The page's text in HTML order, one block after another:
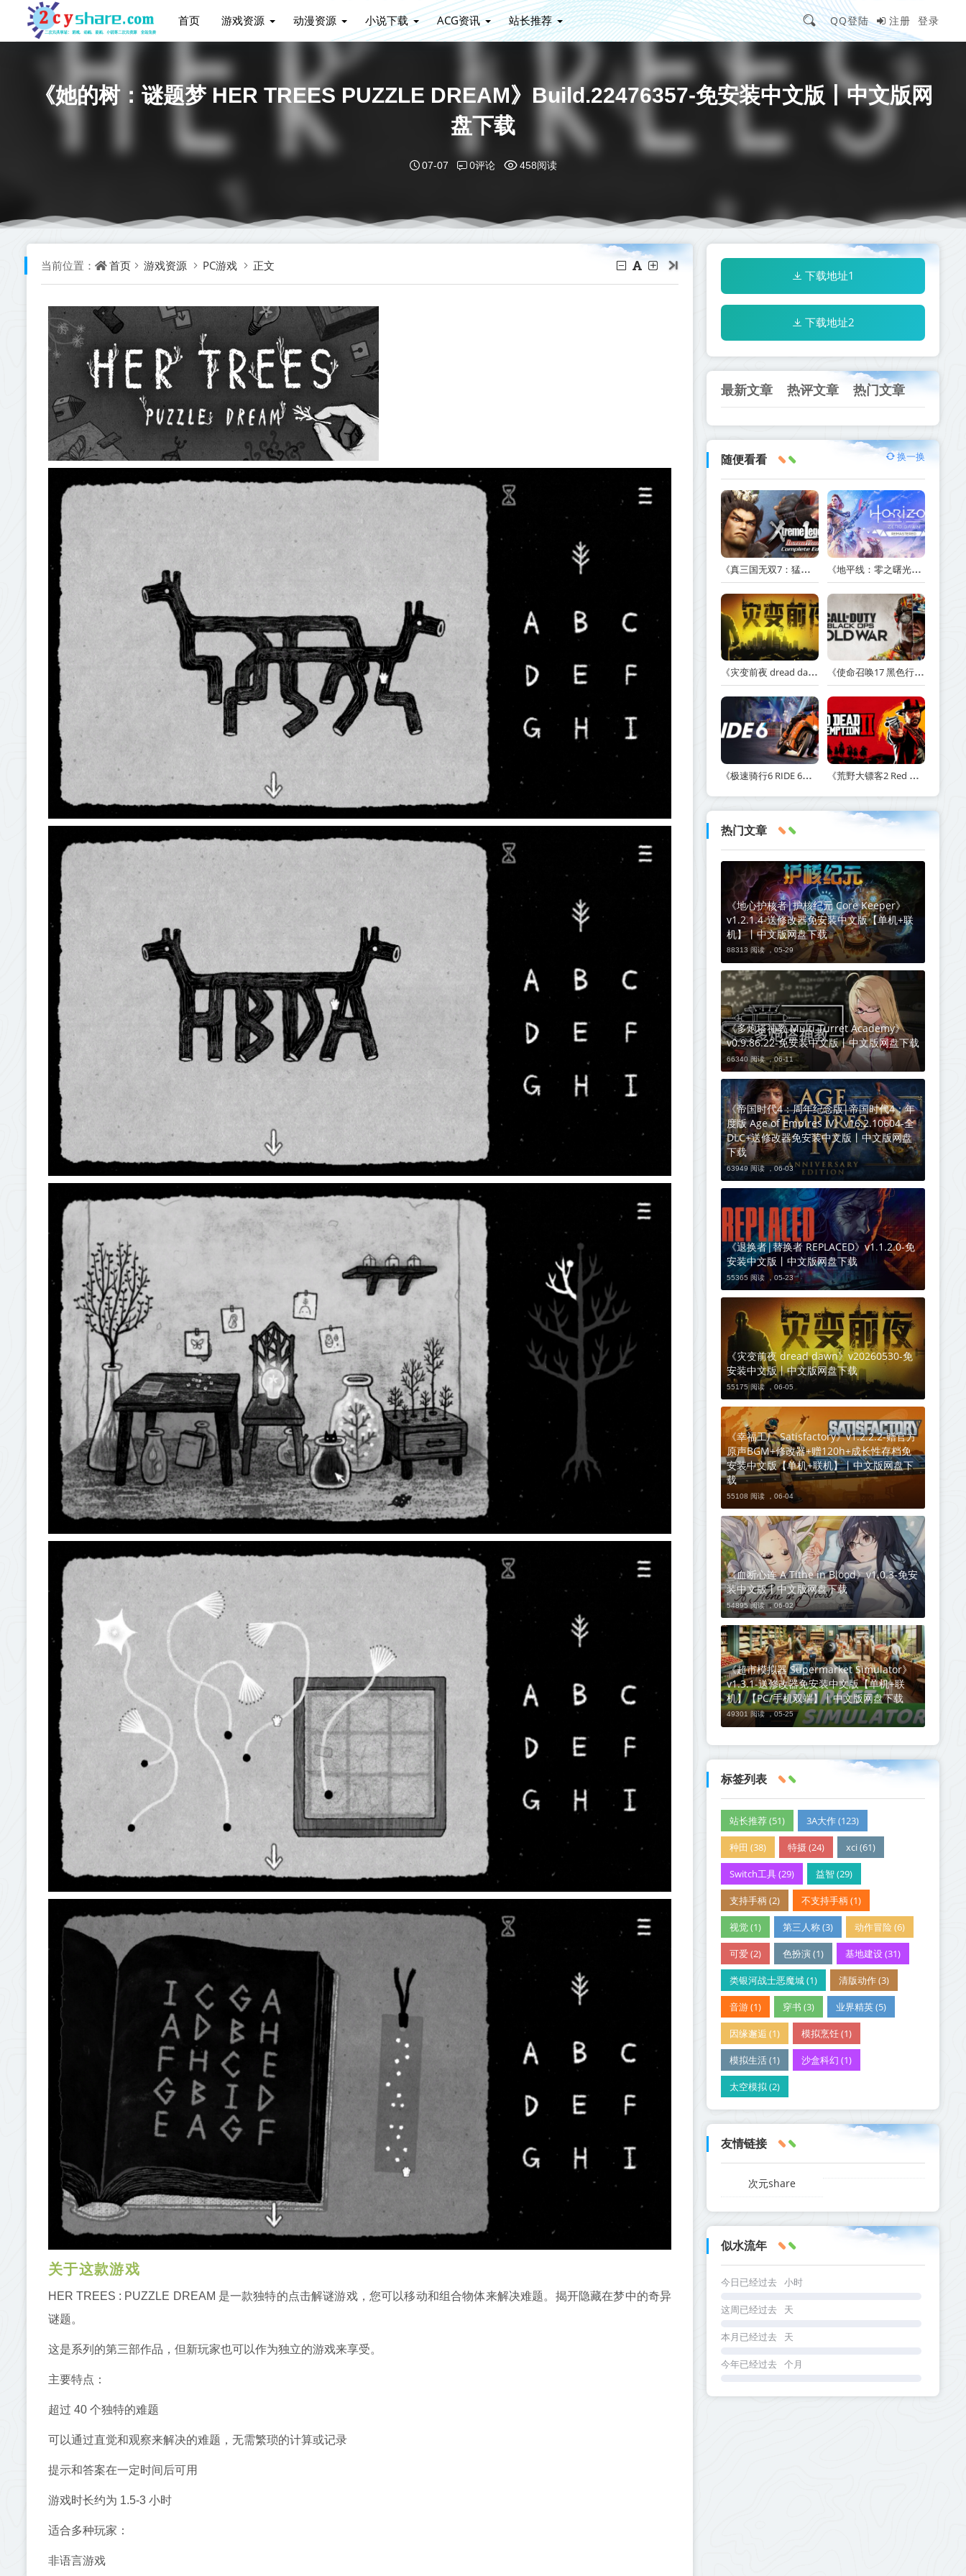
首页 游戏资源 动漫资源 小说下载 ACG资讯 站长推荐 QQ登陆 注册 登录
《她的树：谜题梦 HER TREES PUZZLE DREAM》Build.22476357-免安装中文版丨中文版网
盘下载
07-07 0评论 458阅读
当前位置： 首页 游戏资源 PC游戏 正文
关于这款游戏
HER TREES : PUZZLE DREAM 是一款独特的点击解谜游戏，您可以移动和组合物体来解决难题。揭开隐藏在梦中的奇异
谜题。
这是系列的第三部作品，但新玩家也可以作为独立的游戏来享受。
主要特点：
超过 40 个独特的难题
可以通过直觉和观察来解决的难题，无需繁琐的计算或记录
提示和答案在一定时间后可用
游戏时长约为 1.5-3 小时
适合多种玩家：
非语言游戏
下载地址1
下载地址2
最新文章 热评文章 热门文章
随便看看 换一换
《真三国无双7：猛将传完全版 DYNASTY WARRIORS 7: Xtreme Legends Complete Edition》Build.3602035-免安装中文版【PC/手机双端】丨中文版 《地平线：零之曙光重制版 Horizon Zero Dawn Remastered》v1.5.89.0-送修改器丨中文版网盘下载
《灾变前夜 dread dawn》v20260530-免安装中文版丨中文版网盘下载 《使命召唤17 黑色行动 冷战 Call of Duty: Black Ops Cold War》v1.34.1.15931218-全DLC+送修改器丨中文版网盘下载
《极速骑行6 RIDE 6》v20260511-免安装中文版丨中文版网盘下载 《荒野大镖客2 Red Dead Redemption 2》v1491.50-打包mod+送修改器丨中文版网盘下载
热门文章
《地心护核者|护核纪元 Core Keeper》
v1.2.1.4-送修改器免安装中文版【单机+联
机】丨中文版网盘下载
88313 阅读 ， 05-29
《多炮塔神教 Multi Turret Academy》
v0.9.86.22-免安装中文版丨中文版网盘下载
66340 阅读 ，06-11
《帝国时代4：周年纪念版|帝国时代4：年
度版 Age of Empires IV》v16.2.10604-全
DLC+送修改器免安装中文版丨中文版网盘
下载
63949 阅读 ，06-03
《退换者|替换者 REPLACED》v1.1.2.0-免
安装中文版丨中文版网盘下载
55365 阅读 ，05-23
《灾变前夜 dread dawn》v20260530-免
安装中文版丨中文版网盘下载
55175 阅读 ， 06-05
《幸福工厂 Satisfactory》v1.2.2.2-赠官方
原声BGM+修改器+赠120h+成长性存档免
安装中文版【单机+联机】丨中文版网盘下
载
55108 阅读 ， 06-04
《血断心连 A Tithe in Blood》v1.0.3-免安
装中文版丨中文版网盘下载
54895 阅读 ，06-02
《超市模拟器 Supermarket Simulator》
v1.3.1-送修改器免安装中文版【单机+联
机】【PC/手机双端】丨中文版网盘下载
49301 阅读 ，05-25
标签列表
站长推荐 (51) 3A大作 (123)
种田 (38) 特摄 (24) xci (61)
Switch工具 (29) 益智 (29)
支持手柄 (2) 不支持手柄 (1)
视觉 (1) 第三人称 (3) 动作冒险 (6)
可爱 (2) 色扮演 (1) 基地建设 (31)
类银河战士恶魔城 (1) 清版动作 (3)
音游 (1) 穿书 (3) 业界精英 (5)
因缘邂逅 (1) 模拟烹饪 (1)
模拟生活 (1) 沙盒科幻 (1)
太空模拟 (2)
友情链接
次元share
似水流年
今日已经过去 小时
这周已经过去 天
本月已经过去 天
今年已经过去 个月